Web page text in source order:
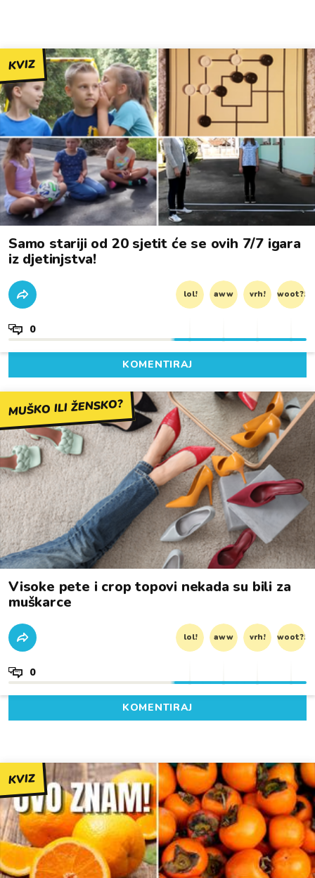
KVIZ
Samo stariji od 20 sjetit će se ovih 7/7 igara
iz djetinjstva!
lol! aww vrh! woot?!
0
KOMENTIRAJ
MUŠKO ILI ŽENSKO?
Visoke pete i crop topovi nekada su bili za
muškarce
lol! aww vrh! woot?!
0
KOMENTIRAJ
KVIZ